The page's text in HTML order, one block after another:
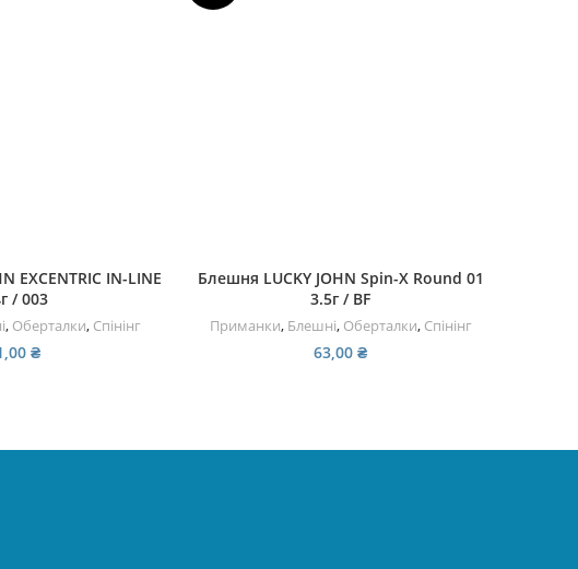
EXCENTRIC IN-LINE
/ 003
, Оберталки, Спінінг
₴
ЧИТАТИ ДАЛІ
Блешня LUCKY JOHN Spin-X Round 01
3.5г / BF
Приманки, Блешні, Оберталки, Спінінг
63,00 ₴